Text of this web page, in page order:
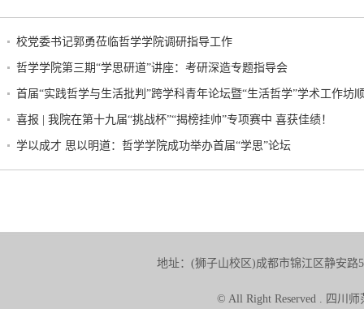
校党委书记郭勇莅临哲学学院调研指导工作
哲学学院第三期“学思研道”讲座：考研深造专题指导会
首届“实践哲学与生活批判”跨学科青年论坛暨“生活哲学”学术工作坊
喜报 | 我院在第十九届“挑战杯”“揭榜挂帅”专项赛中 喜获佳绩！
学以成才 思以明道：哲学学院成功举办首届“学思”论坛
地址：(狮子山校区)成都市锦江区静
© All Right Reserved . 四川